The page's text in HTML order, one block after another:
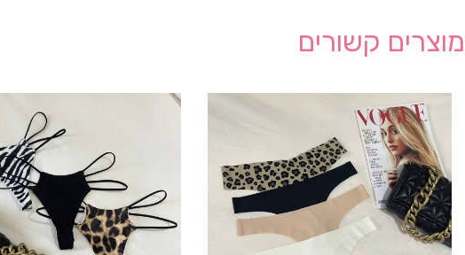
מוצרים קשורים